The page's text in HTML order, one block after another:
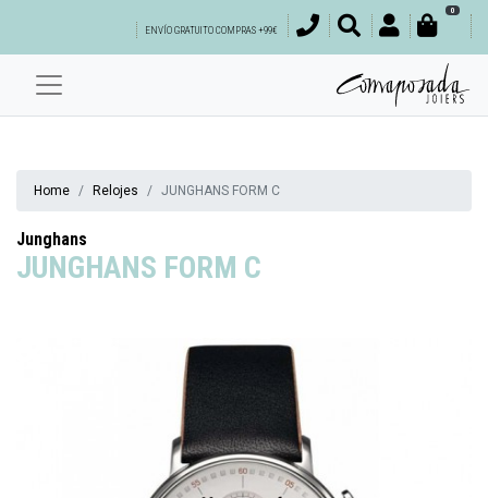
ENVÍO GRATUITO COMPRAS +99€
0
Home Relojes JUNGHANS FORM C
Junghans
JUNGHANS FORM C